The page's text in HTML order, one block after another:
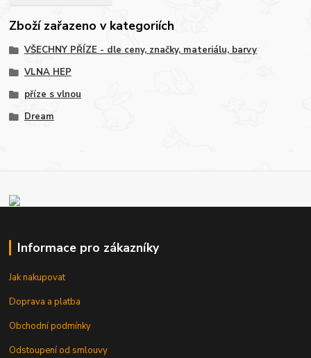
Zboží zařazeno v kategoriích
VŠECHNY PŘÍZE - dle ceny, značky, materiálu, barvy
VLNA HEP
příze s vlnou
Dream
Informace pro zákazníky
Jak nakupovat
Doprava a platba
Obchodní podmínky
Odstoupení od smlouvy